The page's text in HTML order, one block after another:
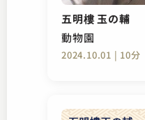
五明樓 玉の輔
動物園
2024.10.01 | 10分